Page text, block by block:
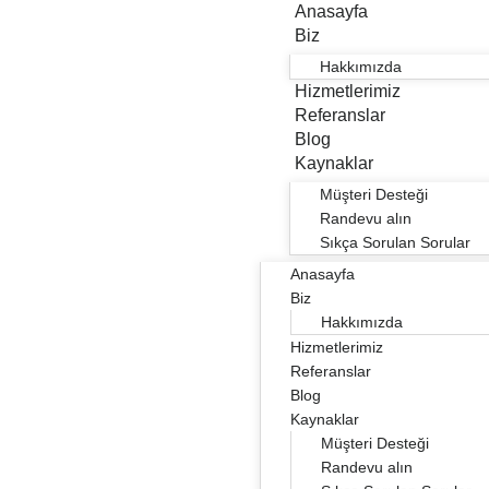
Anasayfa
Biz
Hakkımızda
Hizmetlerimiz
Referanslar
Blog
Kaynaklar
Müşteri Desteği
Randevu alın
Sıkça Sorulan Sorular
Anasayfa
Biz
Hakkımızda
Hizmetlerimiz
Referanslar
Blog
Kaynaklar
Müşteri Desteği
Randevu alın